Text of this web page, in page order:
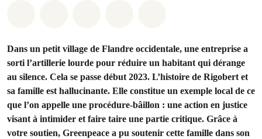
Dans un petit village de Flandre occidentale, une entreprise a
sorti l’artillerie lourde pour réduire un habitant qui dérange
au silence. Cela se passe début 2023. L’histoire de Rigobert et
sa famille est hallucinante. Elle constitue un exemple local de ce
que l’on appelle une procédure-bâillon : une action en justice
visant à intimider et faire taire une partie critique. Grâce à
votre soutien, Greenpeace a pu soutenir cette famille dans son